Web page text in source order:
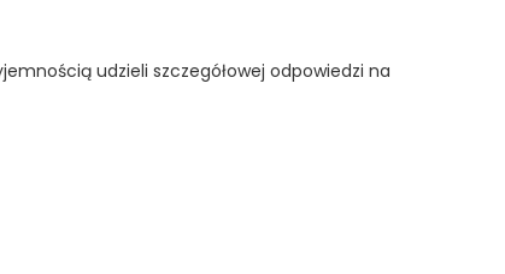
udzieli szczegółowej odpowiedzi na